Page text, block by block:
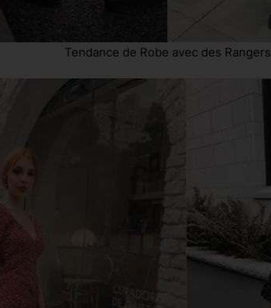
Tendance de Robe avec des Rangers